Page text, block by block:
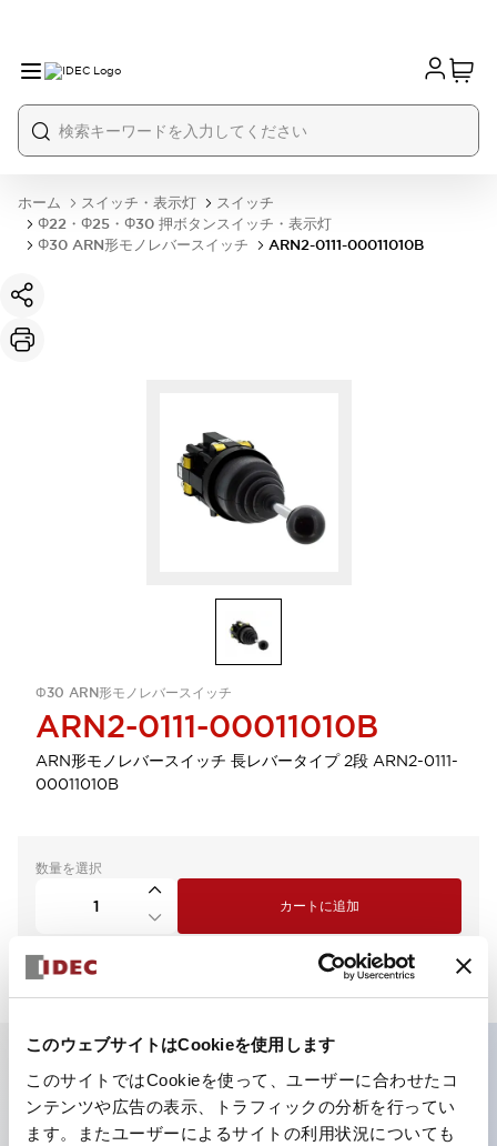
このウェブサイトはCookieを使用します
このサイトではCookieを使って、ユーザーに合わせたコ
ンテンツや広告の表示、トラフィックの分析を行ってい
ます。またユーザーによるサイトの利用状況についても
ホーム スイッチ・表示灯
スイッチ
Φ22・Φ25・Φ30 押ボタンスイッチ・表示灯
Φ30 ARN形モノレバースイッチ
ARN2-0111-00011010B
Φ30 ARN形モノレバースイッチ
ARN2-0111-00011010B
ARN形モノレバースイッチ 長レバータイプ 2段 ARN2-0111-
00011010B
数量を選択
カートに追加
主な特長